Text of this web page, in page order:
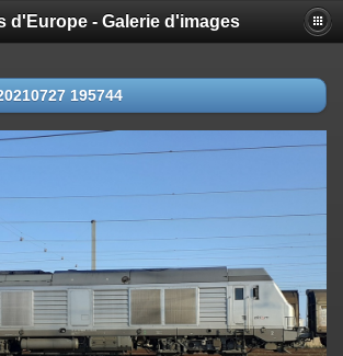
d'Europe - Galerie d'images
195744